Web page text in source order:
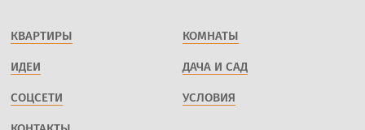
КВАРТИРЫ КОМНАТЫ
ИДЕИ ДАЧА И САД
СОЦСЕТИ УСЛОВИЯ